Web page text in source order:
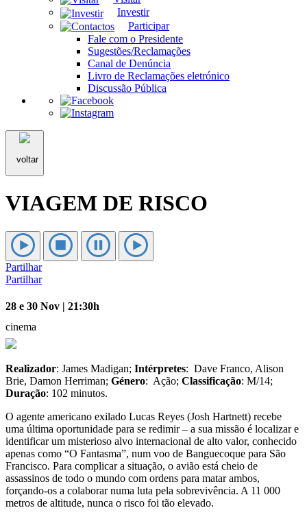
Investir
Participar
Fale com o Presidente
Sugestões/Reclamações
Canal de Denúncia
Livro de Reclamações eletrónico
Discussão Pública
voltar
VIAGEM DE RISCO
Partilhar
Partilhar
28 e 30 Nov | 21:30h
cinema
Realizador: James Madigan; Intérpretes: Dave Franco, Alison
Brie, Damon Herriman; Género: Ação; Classificação: M/14;
Duração: 102 minutos.
O agente americano exilado Lucas Reyes (Josh Hartnett) recebe
uma última oportunidade para se redimir – a sua missão é localizar e
identificar um misterioso alvo internacional de alto valor, conhecido
apenas como “O Fantasma”, num voo de Banguecoque para São
Francisco. Para complicar a situação, o avião está cheio de
assassinos de todo o mundo com ordens para matar ambos,
forçando-os a colaborar numa luta pela sobrevivência. A 11 000
metros de altitude, nunca o risco foi tão elevado.